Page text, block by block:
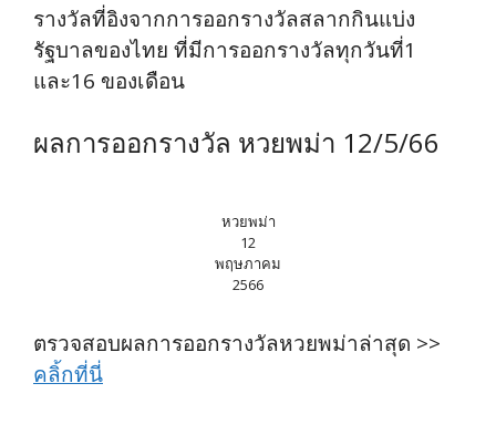
รางวัลที่อิงจากการออกรางวัลสลากกินแบ่ง
รัฐบาลของไทย ที่มีการออกรางวัลทุกวันที่1
และ16 ของเดือน
ผลการออกรางวัล หวยพม่า 12/5/66
หวยพม่า
12
พฤษภาคม
2566
ตรวจสอบผลการออกรางวัลหวยพม่าล่าสุด >>
คลิ้กที่นี่